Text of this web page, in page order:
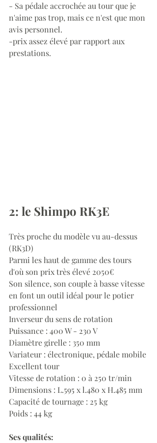
- Sa pédale accrochée au tour que je
n'aime pas trop, mais ce n'est que mon
avis personnel.
-prix assez élevé par rapport aux
prestations.
2: le Shimpo RK3E
Très proche du modèle vu au-dessus
(RK3D)
Parmi les haut de gamme des tours
d'où son prix très élevé 2050€
Son silence, son couple à basse vitesse
en font un outil idéal pour le potier
professionnel
Inverseur du sens de rotation
Puissance : 400 W - 230 V
Diamètre girelle : 350 mm
Variateur : électronique, pédale mobile
Excellent tour
Vitesse de rotation : 0 à 250 tr/min
Dimensions : L.595 x l.480 x H.485 mm
Capacité de tournage : 25 kg
Poids : 44 kg
Ses qualités: